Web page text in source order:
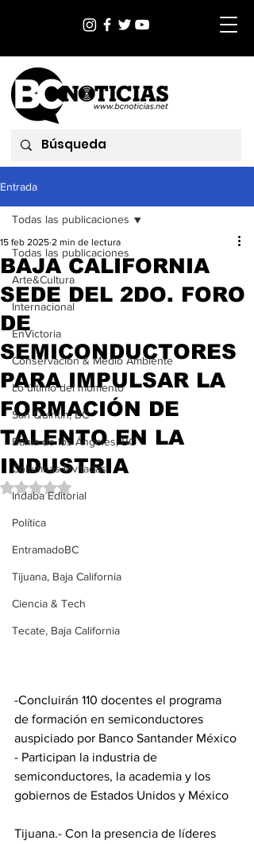
Entrada
Todas las publicaciones
Arte&Cultura
Internacional
EnVictoria
Conservación & Medio Ambiente
Lo último del momento
San Quintín, BC
Bahía de los Ángeles, BC
Columnas Invitadas
Indaba Editorial
Política
EntramadoBC
Tijuana, Baja California
Ciencia & Tech
Tecate, Baja California
Todas las publicaciones
BAJA CALIFORNIA
SEDE DEL 2DO. FORO
DE
SEMICONDUCTORES
PARA IMPULSAR LA
FORMACIÓN DE
TALENTO EN LA
INDUSTRIA
15 feb 2025 2 min de lectura
Obtuvo NaN de 5 estrellas.
-Concluirán 110 docentes el programa
de formación en semiconductores
auspiciado por Banco Santander México
- Participan la industria de
semiconductores, la academia y los
gobiernos de Estados Unidos y México
Tijuana.- Con la presencia de líderes